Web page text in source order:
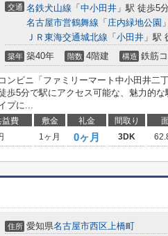
交通 名鉄犬山線 「 中小田井 」駅 徒歩5分
名古屋市営鶴舞線 「 庄内緑地公園
ＪＲ東海交通城北線 「 小田井 」駅
築年 築40年 階数 4階建 構造 鉄筋
コンビニ「ファミリーマート中小田井二
歩5分で駅にアクセス可能な、魅力的
プに...
益費 敷金 礼金 間取り
1ヶ月 0ヶ月 3DK
住所 愛知県名古屋市西区上橋町